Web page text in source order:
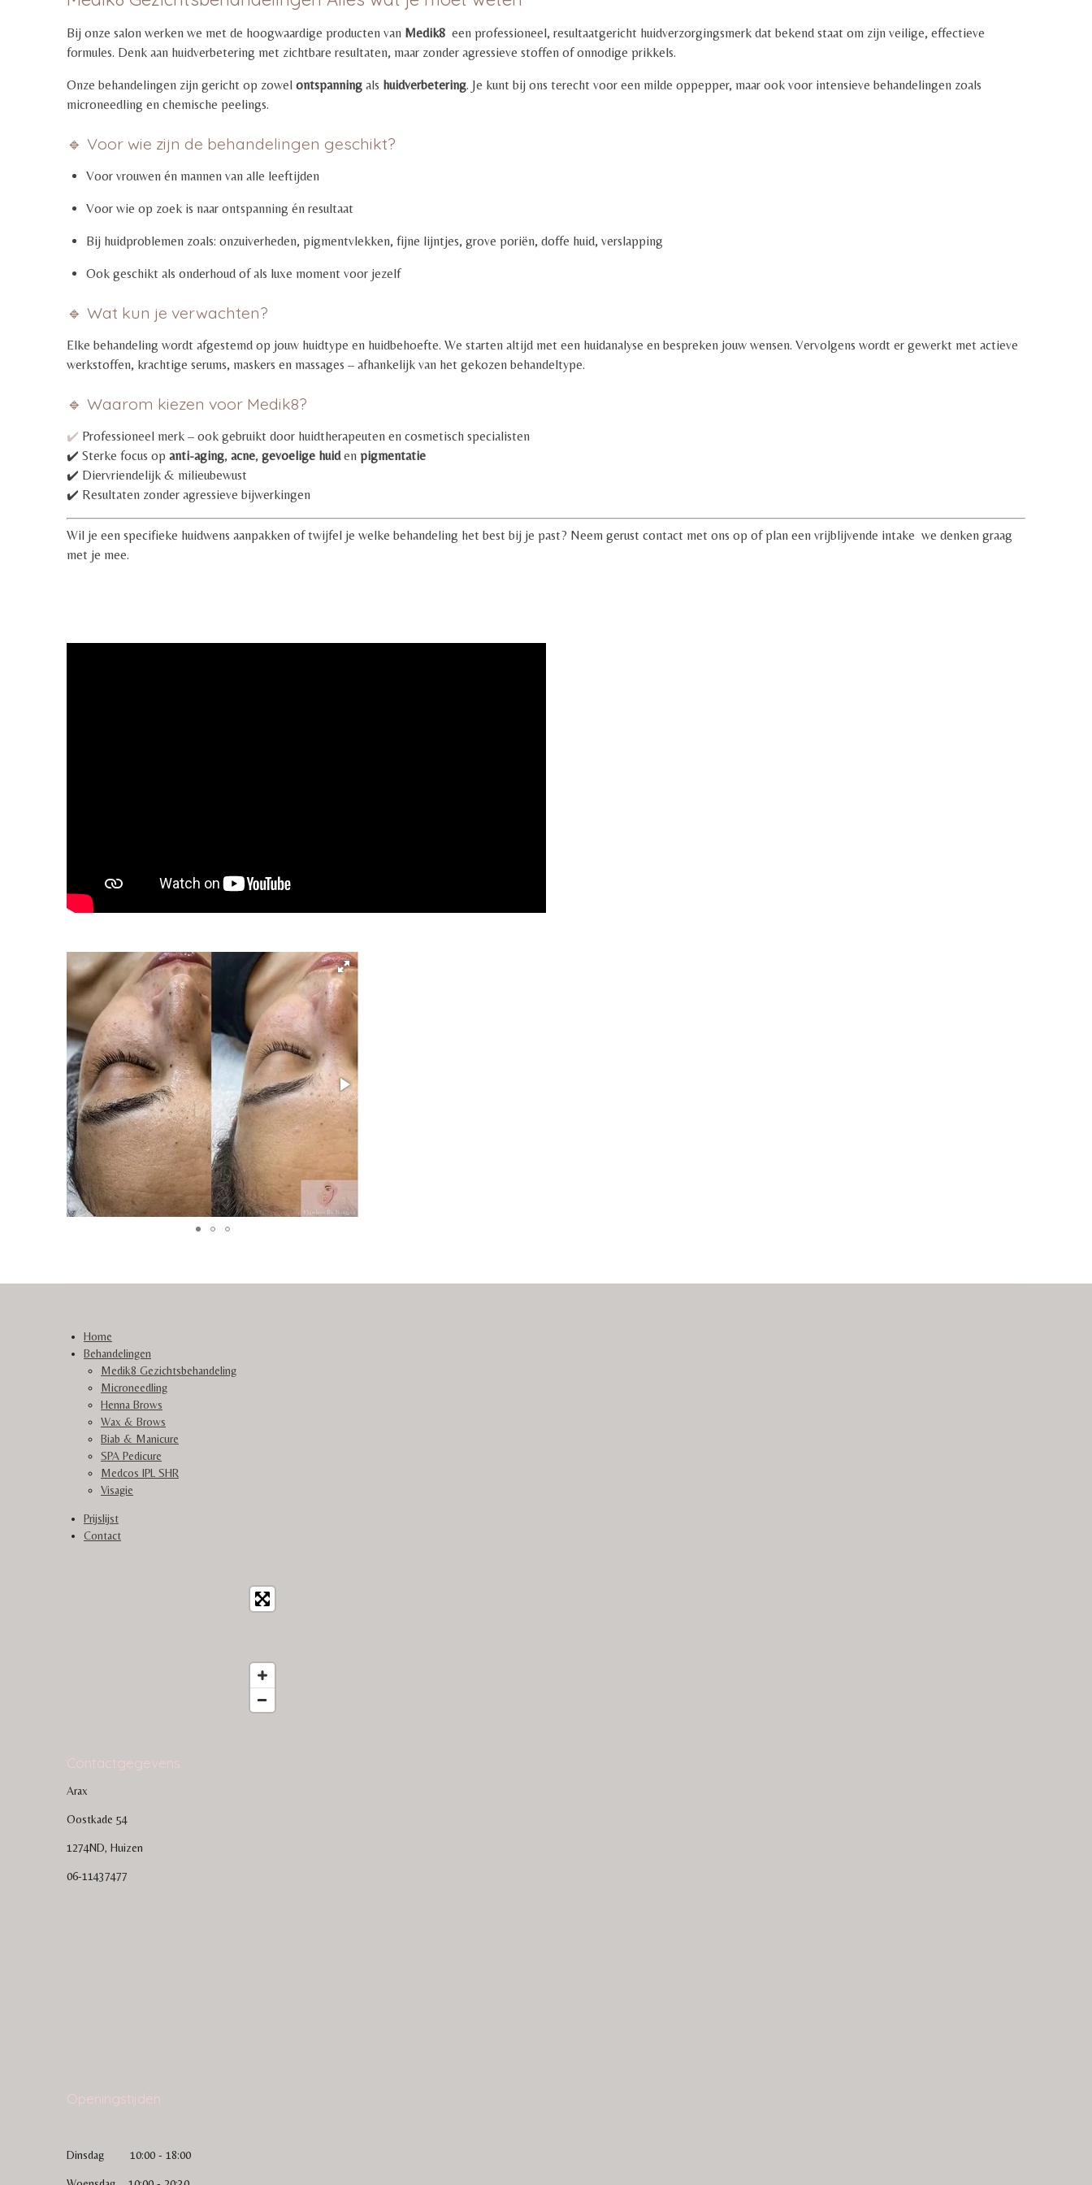
Bij onze salon werken we met de hoogwaardige producten van Medik8 een professioneel, resultaatgericht huidverzorgingsmerk dat bekend staat om zijn veilige, effectieve
formules. Denk aan huidverbetering met zichtbare resultaten, maar zonder agressieve stoffen of onnodige prikkels.
Onze behandelingen zijn gericht op zowel ontspanning als huidverbetering. Je kunt bij ons terecht voor een milde oppepper, maar ook voor intensieve behandelingen zoals
microneedling en chemische peelings.
🔹 Voor wie zijn de behandelingen geschikt?
Voor vrouwen én mannen van alle leeftijden
Voor wie op zoek is naar ontspanning én resultaat
Bij huidproblemen zoals: onzuiverheden, pigmentvlekken, fijne lijntjes, grove poriën, doffe huid, verslapping
Ook geschikt als onderhoud of als luxe moment voor jezelf
🔹 Wat kun je verwachten?
Elke behandeling wordt afgestemd op jouw huidtype en huidbehoefte. We starten altijd met een huidanalyse en bespreken jouw wensen. Vervolgens wordt er gewerkt met actieve
werkstoffen, krachtige serums, maskers en massages – afhankelijk van het gekozen behandeltype.
🔹 Waarom kiezen voor Medik8?
✔️ Professioneel merk – ook gebruikt door huidtherapeuten en cosmetisch specialisten
✔️ Sterke focus op anti-aging, acne, gevoelige huiden pigmentatie
✔️ Diervriendelijk & milieubewust
✔️ Resultaten zonder agressieve bijwerkingen
Wil je een specifieke huidwens aanpakken of twijfel je welke behandeling het best bij je past? Neem gerust contact met ons op of plan een vrijblijvende intake we denken graag
met je mee.
Home
Behandelingen
Medik8 Gezichtsbehandeling
Microneedling
Henna Brows
Wax & Brows
Biab & Manicure
SPA Pedicure
Medcos IPL SHR
Visagie
Prijslijst
Contact
Contactgegevens
Arax
Oostkade 54
1274ND, Huizen
06-11437477
Openingstijden
Dinsdag 10:00 - 18:00